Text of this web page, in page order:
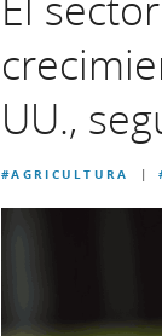
UU.,
#AGRICULTURA